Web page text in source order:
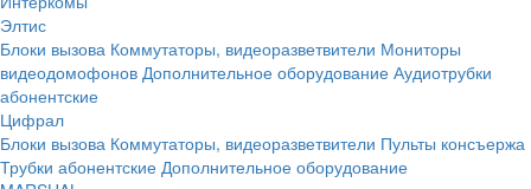
Элтис
Блоки вызова Коммутаторы, видеоразветвители Мониторы
видеодомофонов Дополнительное оборудование Аудиотрубки
абонентские
Цифрал
Блоки вызова Коммутаторы, видеоразветвители Пульты консъержа
Трубки абонентские Дополнительное оборудование